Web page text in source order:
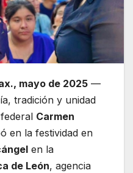
mayo de 2025 —
tradición y unidad
Carmen
en la festividad en
en la
de León, agencia